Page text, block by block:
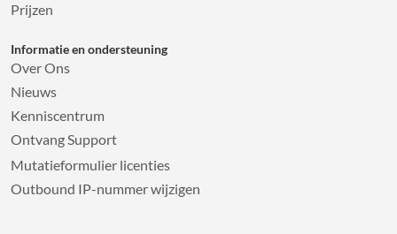
Prijzen
Informatie en ondersteuning
Over Ons
Nieuws
Kenniscentrum
Ontvang Support
Mutatieformulier licenties
Outbound IP-nummer wijzigen